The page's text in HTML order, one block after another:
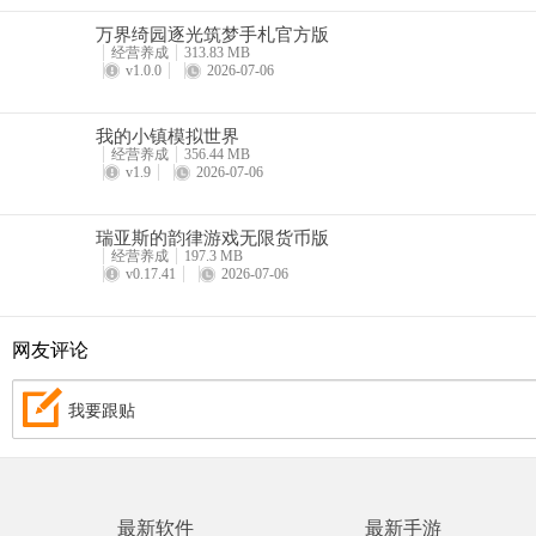
万界绮园逐光筑梦手札官方版
经营养成
313.83 MB
v1.0.0
2026-07-06
我的小镇模拟世界
经营养成
356.44 MB
v1.9
2026-07-06
瑞亚斯的韵律游戏无限货币版
经营养成
197.3 MB
v0.17.41
2026-07-06
网友评论
我要跟贴
最新软件 最新手游